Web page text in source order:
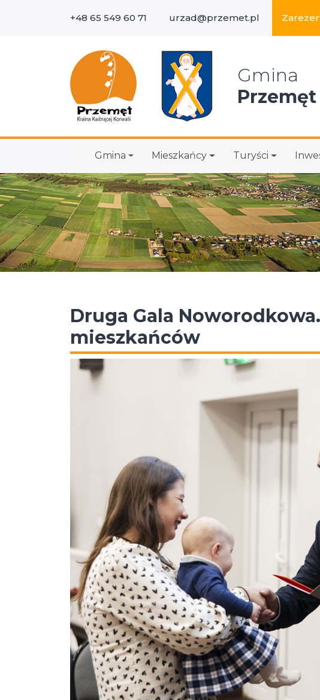
+48 65 549 60 71 urzad@przemet.pl
Gmina
Przemęt
Gmina Mieszkańcy Turyści
Druga Gala
mieszkańców
Wyszukaj w